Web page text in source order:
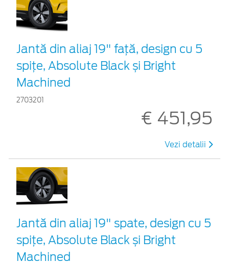
Jantă din aliaj 19" față, design cu 5
spițe, Absolute Black și Bright
Machined
2703201
€ 451,95
Vezi detalii
Jantă din aliaj 19" spate, design cu 5
spițe, Absolute Black și Bright
Machined